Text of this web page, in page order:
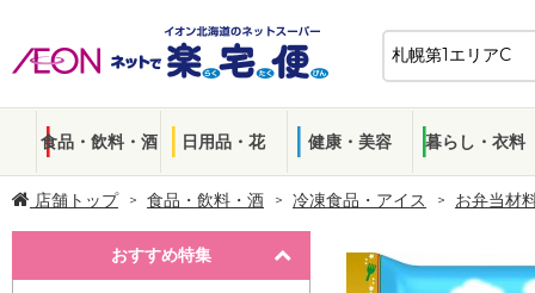
食品・飲料・酒 日用品・花 健康・美容 暮らし・衣料
店舗トップ 食品・飲料・酒 冷凍食品・アイス お弁当材
おすすめ特集